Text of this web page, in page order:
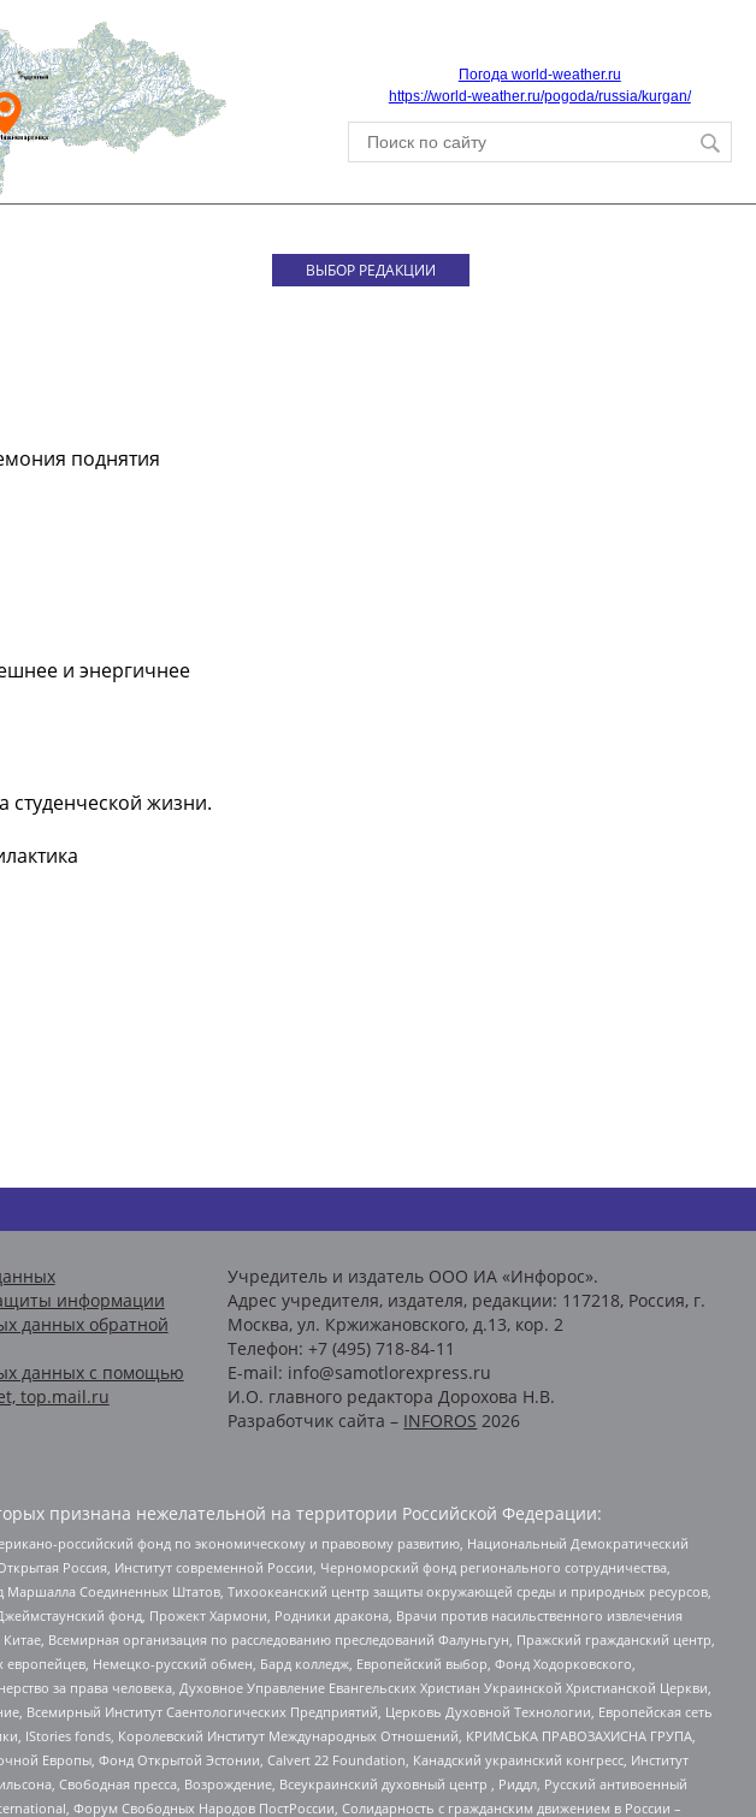
Погода world-weather.ru
https://world-weather.ru/pogoda/russia/kurgan/
поднятия
и энергичнее
студенческой жизни.
ВЫБОР РЕДАКЦИИ
информации
данных обратной
данных с помощью
top.mail.ru
Учредитель и издатель ООО ИА «Инфорос».
Адрес учредителя, издателя, редакции: 117218, Россия, г.
Москва, ул. Кржижановского, д.13, кор. 2
Телефон: +7 (495) 718-84-11
E-mail: info@samotlorexpress.ru
И.О. главного редактора Дорохова Н.В.
Разработчик сайта – INFOROS 2026
признана нежелательной на территории Российской Федерации:
российский фонд по экономическому и правовому развитию, Национальный Демократический
Россия, Институт современной России, Черноморский фонд регионального сотрудничества,
Соединенных Штатов, Тихоокеанский центр защиты окружающей среды и природных ресурсов,
фонд, Прожект Хармони, Родники дракона, Врачи против насильственного извлечения
Всемирная организация по расследованию преследований Фалуньгун, Пражский гражданский центр,
Немецко-русский обмен, Бард колледж, Европейский выбор, Фонд Ходорковского,
за права человека, Духовное Управление Евангельских Христиан Украинской Христианской Церкви,
Институт Саентологических Предприятий, Церковь Духовной Технологии, Европейская сеть
IStories fonds, Королевский Институт Международных Отношений, КРИМСЬКА ПРАВОЗАХИСНА ГРУПА,
Европы, Фонд Открытой Эстонии, Calvert 22 Foundation, Канадский украинский конгресс, Институт
Свободная пресса, Возрождение, Всеукраинский духовный центр , Риддл, Русский антивоенный
Форум Свободных Народов ПостРоссии, Солидарность с гражданским движением в России –